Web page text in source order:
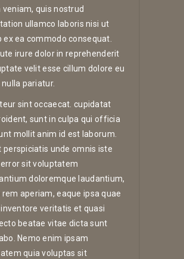
veniam, quis nostrud
ullamco laboris nisi ut
ex ea commodo consequat.
irure dolor in reprehenderit
velit esse cillum dolore eu
pariatur.
sint occaecat. cupidatat
sunt in culpa qui officia
mollit anim id est laborum.
perspiciatis unde omnis iste
sit voluptatem
doloremque laudantium,
aperiam, eaque ipsa quae
veritatis et quasi
beatae vitae dicta sunt
Nemo enim ipsam
quia voluptas sit